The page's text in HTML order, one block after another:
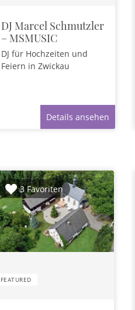
DJ Marcel Schmutzler
– MSMUSIC
DJ für Hochzeiten und
Feiern in Zwickau
Details ansehen
3 Favoriten
FEATURED